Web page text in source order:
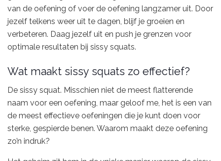
van de oefening of voer de oefening langzamer uit. Door
jezelf telkens weer uit te dagen, blijf je groeien en
verbeteren. Daag jezelf uit en push je grenzen voor
optimale resultaten bij sissy squats.
Wat maakt sissy squats zo effectief?
De sissy squat. Misschien niet de meest flatterende
naam voor een oefening, maar geloof me, het is een van
de meest effectieve oefeningen die je kunt doen voor
sterke, gespierde benen. Waarom maakt deze oefening
zo’n indruk?